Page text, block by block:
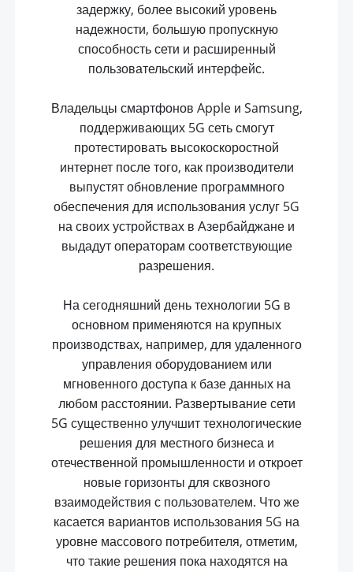
задержку, более высокий уровень
надежности, большую пропускную
способность сети и расширенный
пользовательский интерфейс.
Владельцы смартфонов Apple и Samsung,
поддерживающих 5G сеть смогут
протестировать высокоскоростной
интернет после того, как производители
выпустят обновление программного
обеспечения для использования услуг 5G
на своих устройствах в Азербайджане и
выдадут операторам соответствующие
разрешения.
На сегодняшний день технологии 5G в
основном применяются на крупных
производствах, например, для удаленного
управления оборудованием или
мгновенного доступа к базе данных на
любом расстоянии. Развертывание сети
5G существенно улучшит технологические
решения для местного бизнеса и
отечественной промышленности и откроет
новые горизонты для сквозного
взаимодействия с пользователем. Что же
касается вариантов использования 5G на
уровне массового потребителя, отметим,
что такие решения пока находятся на